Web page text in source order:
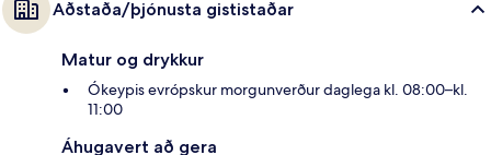
Aðstaða/þjónusta gististaðar
Matur og drykkur
Ókeypis evrópskur morgunverður daglega kl. 08:00–kl.
11:00
Áhugavert að gera